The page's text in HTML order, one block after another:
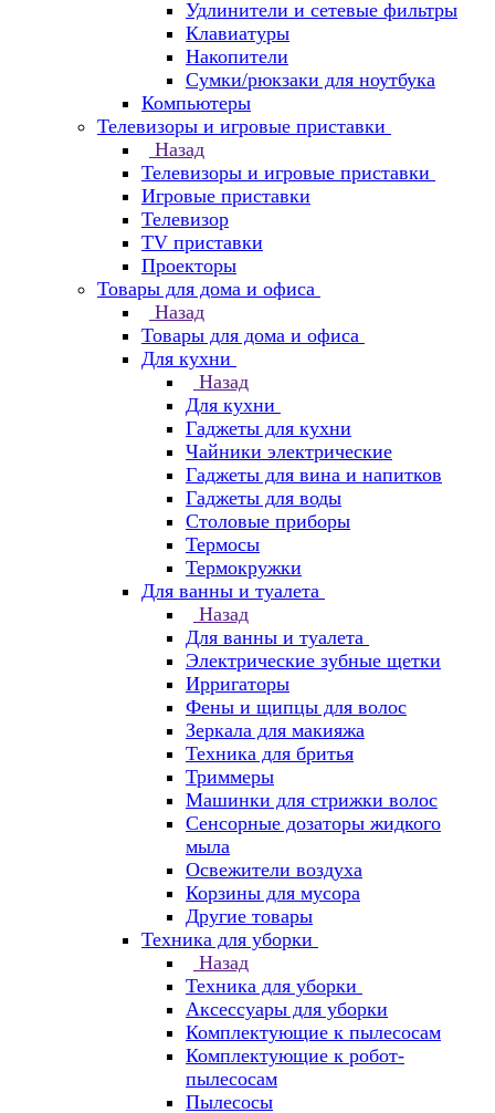
Удлинители и сетевые фильтры
Клавиатуры
Накопители
Сумки/рюкзаки для ноутбука
Компьютеры
Телевизоры и игровые приставки
Назад
Телевизоры и игровые приставки
Игровые приставки
Телевизор
TV приставки
Проекторы
Товары для дома и офиса
Назад
Товары для дома и офиса
Для кухни
Назад
Для кухни
Гаджеты для кухни
Чайники электрические
Гаджеты для вина и напитков
Гаджеты для воды
Столовые приборы
Термосы
Термокружки
Для ванны и туалета
Назад
Для ванны и туалета
Электрические зубные щетки
Ирригаторы
Фены и щипцы для волос
Зеркала для макияжа
Техника для бритья
Триммеры
Машинки для стрижки волос
Сенсорные дозаторы жидкого
мыла
Освежители воздуха
Корзины для мусора
Другие товары
Техника для уборки
Назад
Техника для уборки
Аксессуары для уборки
Комплектующие к пылесосам
Комплектующие к робот-
пылесосам
Пылесосы